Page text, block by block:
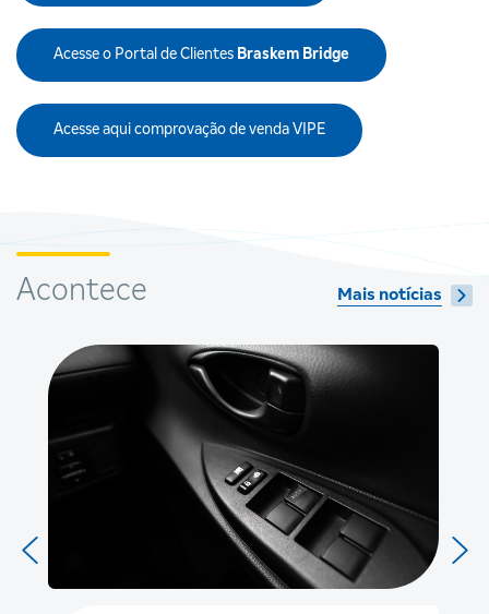
Acesse o Portal de Clientes Braskem Bridge
Acesse aqui comprovação de venda VIPE
Acontece Mais notícias